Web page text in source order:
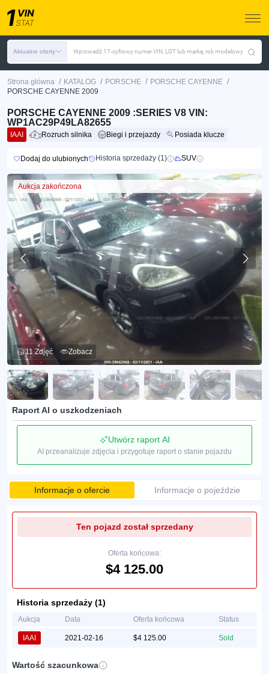
Aktualne oferty Wprowadź 17-cyfrowy numer VIN, LOT lub markę, rok modelowy
Strona główna / KATALOG / PORSCHE / PORSCHE CAYENNE /
PORSCHE CAYENNE 2009
PORSCHE CAYENNE 2009 :SERIES V8 VIN:
WP1AC29P49LA82655
IAAI Rozruch silnika Biegi i przejazdy Posiada klucze
Dodaj do ulubionych Historia sprzedaży (1) SUV
Aukcja zakończona
11 Zdjęć Zobacz
Raport AI o uszkodzeniach
Utwórz raport AI
AI przeanalizuje zdjęcia i przygotuje raport o stanie pojazdu
Informacje o ofercie Informacje o pojeździe
Ten pojazd został sprzedany
Oferta końcowa:
$4 125.00
Historia sprzedaży (1)
Aukcja Data Oferta końcowa Status
IAAI 2021-02-16 $4 125.00 Sold
Wartość szacunkowa